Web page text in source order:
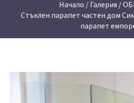
Начало / Галерия /
Стъклен парапет частен дом
парапет